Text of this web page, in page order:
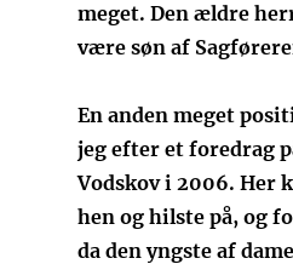
meget. Den ældre
være søn af
En anden meget
jeg efter et foredrag
Vodskov i 2006. Her
hen og hilste på, og
da den yngste af